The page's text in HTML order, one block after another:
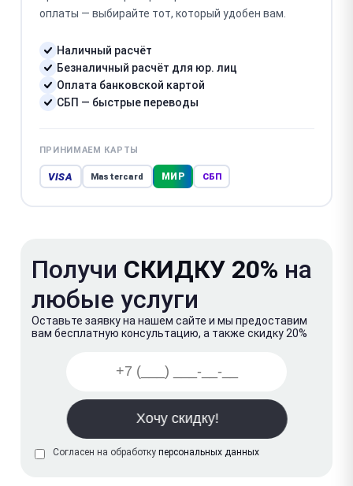
оплаты — выбирайте тот, который удобен вам.
Наличный расчёт
Безналичный расчёт для юр. лиц
Оплата банковской картой
СБП — быстрые переводы
ПРИНИМАЕМ КАРТЫ
VISA Mastercard МИР СБП
Получи СКИДКУ 20% на
любые услуги
Оставьте заявку на нашем сайте и мы предоставим
вам бесплатную консультацию, а также скидку 20%
Согласен на обработку персональных данных